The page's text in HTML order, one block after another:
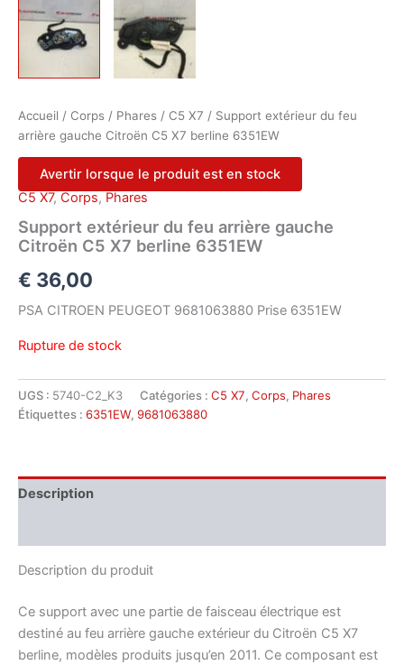
Accueil / Corps / Phares / C5 X7 / Support extérieur du feu
arrière gauche Citroën C5 X7 berline 6351EW
Avertir lorsque le produit est en stock
C5 X7, Corps, Phares
Support extérieur du feu arrière gauche
Citroën C5 X7 berline 6351EW
€ 36,00
PSA CITROEN PEUGEOT 9681063880 Prise 6351EW
Rupture de stock
UGS : 5740-C2_K3 Catégories : C5 X7, Corps, Phares
Étiquettes : 6351EW, 9681063880
Description
Description du produit
Ce support avec une partie de faisceau électrique est
destiné au feu arrière gauche extérieur du Citroën C5 X7
berline, modèles produits jusqu’en 2011. Ce composant est